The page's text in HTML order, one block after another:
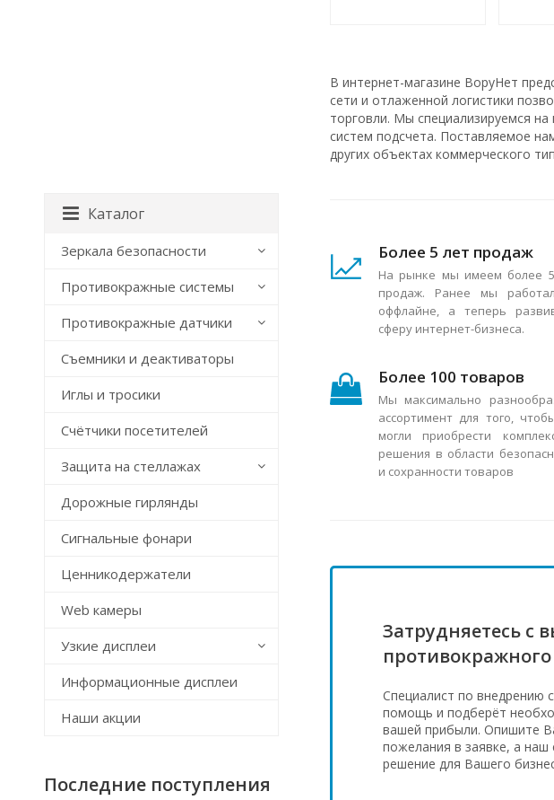
В интернет-магазине ВоруНет
сети и отлаженной логистики
торговли. Мы специализируемся
систем подсчета. Поставляемое
других объектах коммерческого
Более 5 лет продаж
На рынке мы имеем более
продаж. Ранее мы
оффлайне, а теперь
сферу интернет-бизнеса.
Более 100 товаров
Мы максимально
ассортимент для того,
могли приобрести
решения в области
и сохранности товаров
Затрудняетесь с
Специалист по внедрению
помощь и подберёт
вашей прибыли. Опишите
пожелания в заявке, а наш
решение для Вашего
Каталог
Зеркала безопасности
Противокражные системы
Противокражные датчики
Съемники и деактиваторы
Иглы и тросики
Счётчики посетителей
Защита на стеллажах
Дорожные гирлянды
Сигнальные фонари
Ценникодержатели
Web камеры
Узкие дисплеи
Информационные дисплеи
Наши акции
Последние поступления